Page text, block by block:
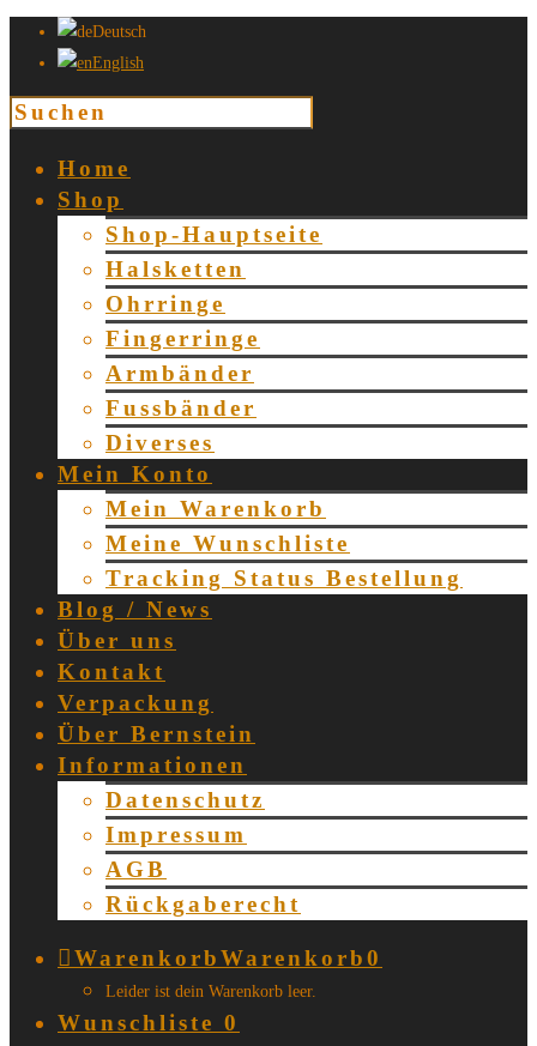
Deutsch
English
Home
Shop
Shop-Hauptseite
Halsketten
Ohrringe
Fingerringe
Armbänder
Fussbänder
Diverses
Mein Konto
Mein Warenkorb
Meine Wunschliste
Tracking Status Bestellung
Blog / News
Über uns
Kontakt
Verpackung
Über Bernstein
Informationen
Datenschutz
Impressum
AGB
Rückgaberecht
WarenkorbWarenkorb0
Leider ist dein Warenkorb leer.
Wunschliste 0